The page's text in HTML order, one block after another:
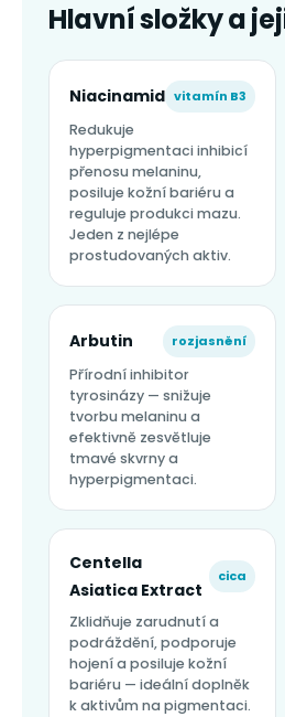
Hlavní složky a
Niacinamid vitamín B3
Redukuje
hyperpigmentaci inhibicí
přenosu melaninu,
posiluje kožní bariéru a
reguluje produkci mazu.
Jeden z nejlépe
prostudovaných aktiv.
Arbutin rozjasnění
Přírodní inhibitor
tyrosinázy — snižuje
tvorbu melaninu a
efektivně zesvětluje
tmavé skvrny a
hyperpigmentaci.
Centella
Asiatica Extract
cica
Zklidňuje zarudnutí a
podráždění, podporuje
hojení a posiluje kožní
bariéru — ideální doplněk
k aktivům na pigmentaci.